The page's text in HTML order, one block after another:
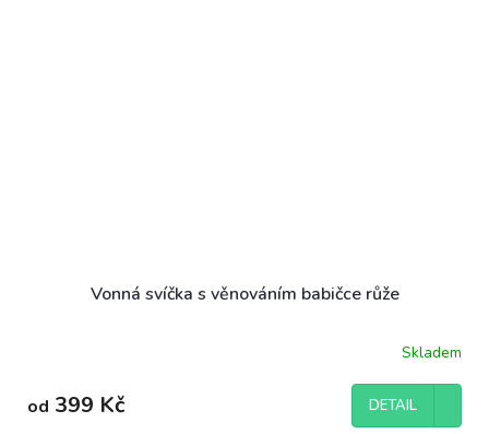
Vonná svíčka s věnováním babičce růže
Skladem
od 399 Kč DETAIL